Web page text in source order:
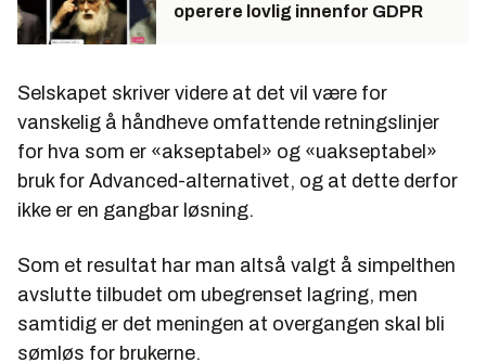
operere lovlig innenfor GDPR
Selskapet skriver videre at det vil være for
vanskelig å håndheve omfattende retningslinjer
for hva som er «akseptabel» og «uakseptabel»
bruk for Advanced-alternativet, og at dette derfor
ikke er en gangbar løsning.
Som et resultat har man altså valgt å simpelthen
avslutte tilbudet om ubegrenset lagring, men
samtidig er det meningen at overgangen skal bli
sømløs for brukerne.